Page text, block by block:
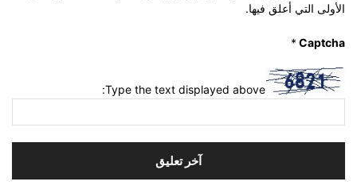
الأولى التي أعلق فيها.
Captcha
*
Type the text displayed above: